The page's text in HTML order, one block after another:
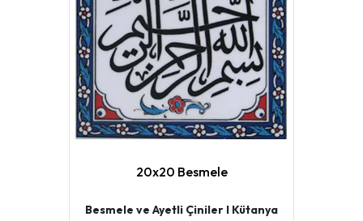
20x20 Besmele
Besmele ve Ayetli Çiniler I Kütanya